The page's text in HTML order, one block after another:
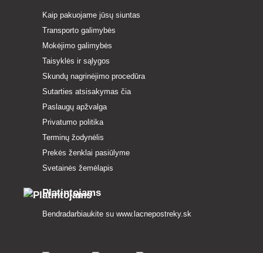
Kaip pakuojame jūsų siuntas
Transporto galimybės
Mokėjimo galimybės
Taisyklės ir sąlygos
Skundų nagrinėjimo procedūra
Sutarties atsisakymas čia
Paslaugų apžvalga
Privatumo politika
Terminų žodynėlis
Prekės ženklai pasiūlyme
Svetainės žemėlapis
Platintojams
Bendradarbiaukite su www.lacnepostreky.sk